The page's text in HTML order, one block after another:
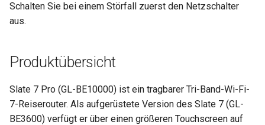
Schalten Sie bei einem Störfall zuerst den Netzschalter
aus.
Produktübersicht
Slate 7 Pro (GL-BE10000) ist ein tragbarer Tri-Band-Wi-Fi-
7-Reiserouter. Als aufgerüstete Version des Slate 7 (GL-
BE3600) verfügt er über einen größeren Touchscreen auf